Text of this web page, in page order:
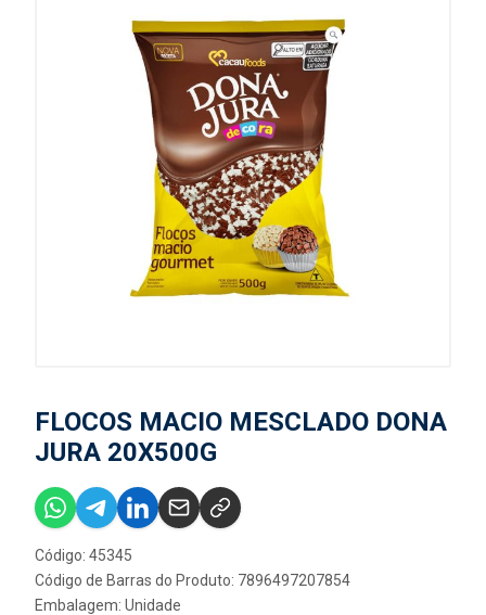
FLOCOS MACIO MESCLADO DONA
JURA 20X500G
Código: 45345
Código de Barras do Produto: 7896497207854
Embalagem: Unidade